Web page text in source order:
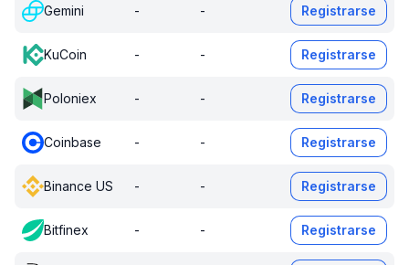
Gemini - - Registrarse
KuCoin - - Registrarse
Poloniex - - Registrarse
Coinbase - - Registrarse
Binance US - - Registrarse
Bitfinex - - Registrarse